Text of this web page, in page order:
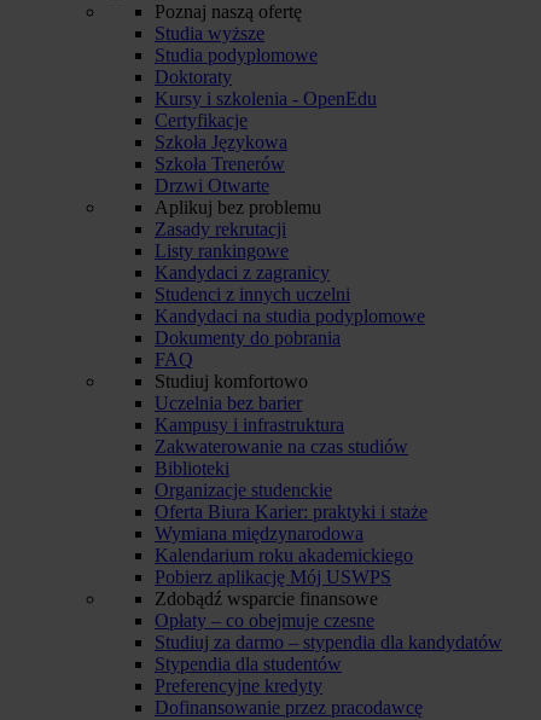
Poznaj naszą ofertę
Studia wyższe
Studia podyplomowe
Doktoraty
Kursy i szkolenia - OpenEdu
Certyfikacje
Szkoła Językowa
Szkoła Trenerów
Drzwi Otwarte
Aplikuj bez problemu
Zasady rekrutacji
Listy rankingowe
Kandydaci z zagranicy
Studenci z innych uczelni
Kandydaci na studia podyplomowe
Dokumenty do pobrania
FAQ
Studiuj komfortowo
Uczelnia bez barier
Kampusy i infrastruktura
Zakwaterowanie na czas studiów
Biblioteki
Organizacje studenckie
Oferta Biura Karier: praktyki i staże
Wymiana międzynarodowa
Kalendarium roku akademickiego
Pobierz aplikację Mój USWPS
Zdobądź wsparcie finansowe
Opłaty – co obejmuje czesne
Studiuj za darmo – stypendia dla kandydatów
Stypendia dla studentów
Preferencyjne kredyty
Dofinansowanie przez pracodawcę